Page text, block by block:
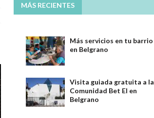
MÁS RECIENTES
Más servicios en tu barrio
en Belgrano
Visita guiada gratuita a la
Comunidad Bet El en
Belgrano